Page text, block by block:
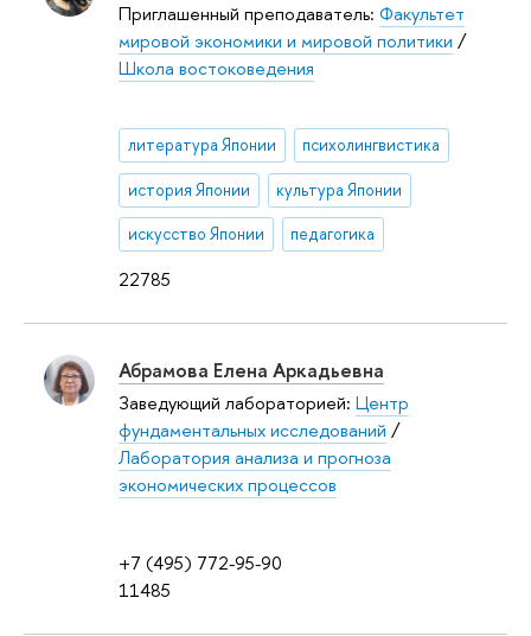
22785
Приглашенный преподаватель: Факультет
мировой экономики и мировой политики /
Школа востоковедения
литература Японии психолингвистика
история Японии культура Японии
искусство Японии педагогика
+7 (495) 772-95-90
11485
Абрамова Елена Аркадьевна
Заведующий лабораторией: Центр
фундаментальных исследований /
Лаборатория анализа и прогноза
экономических процессов